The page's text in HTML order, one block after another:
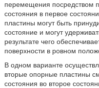
перемещения посредством
состояния в первое
пластины могут быть
состояние и могут
результате чего
поверхности в ровном
В одном варианте
вторые опорные пластины
состояния во второе